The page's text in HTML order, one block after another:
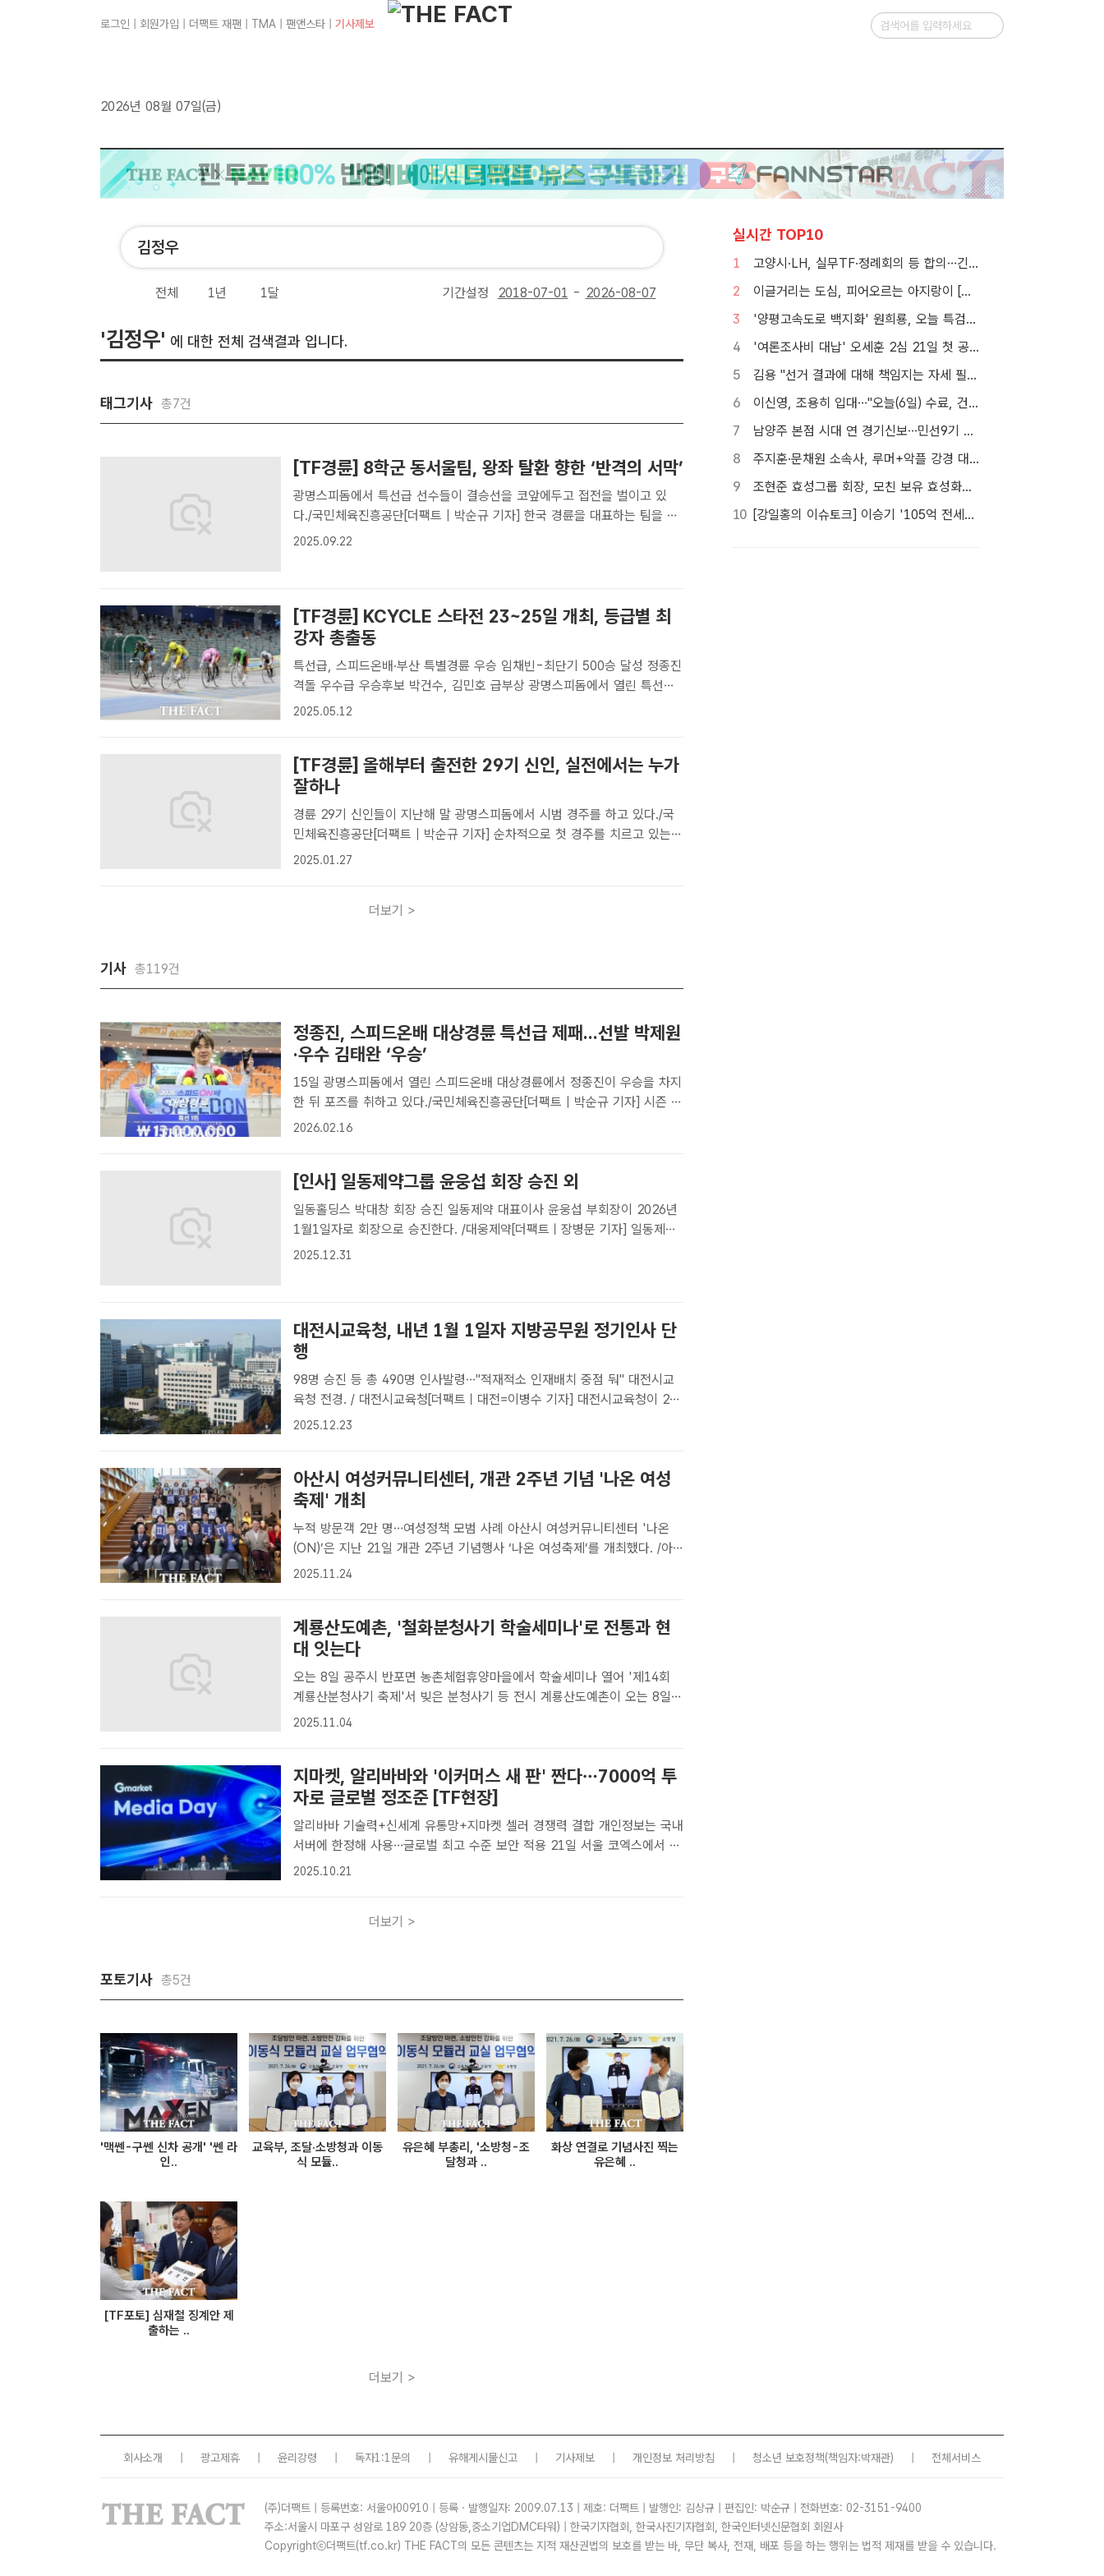
로그인 회원가입 더팩트 재팬 TMA 팬앤스타 기사제보
2026년 08월 07일(금)
전체 1년 1달 기간설정 -
'김정우' 에 대한 전체 검색결과 입니다.
태그기사 총7건
[TF경륜] 8학군 동서울팀, 왕좌 탈환 향한 ‘반격의 서막’
광명스피돔에서 특선급 선수들이 결승선을 코앞에두고 접전을 벌이고 있
다./국민체육진흥공단[더팩트 | 박순규 기자] 한국 경륜을 대표하는 팀을 꼽
는다면 김포팀, 수성팀, 동서울팀을 꼽을 수 있다. 그중에서도 특선급 선수
2025.09.22
[TF경륜] KCYCLE 스타전 23~25일 개최, 등급별 최
강자 총출동
특선급, 스피드온배·부산 특별경륜 우승 임채빈-최단기 500승 달성 정종진
격돌 우수급 우승후보 박건수, 김민호 급부상 광명스피돔에서 열린 특선급
경주에서 임채빈(5번)과 정종진(2번)이 결승선 앞에서 경합을 벌이고 있다./
2025.05.12
[TF경륜] 올해부터 출전한 29기 신인, 실전에서는 누가
잘하나
경륜 29기 신인들이 지난해 말 광명스피돔에서 시범 경주를 하고 있다./국
민체육진흥공단[더팩트 | 박순규 기자] 순차적으로 첫 경주를 치르고 있는
29기 신인들이 경륜 경주에 새로운 활력을 불어넣고 있다. 총 20명의 29기
2025.01.27
더보기 >
기사 총119건
정종진, 스피드온배 대상경륜 특선급 제패...선발 박제원
·우수 김태완 ‘우승’
15일 광명스피돔에서 열린 스피드온배 대상경륜에서 정종진이 우승을 차지
한 뒤 포즈를 취하고 있다./국민체육진흥공단[더팩트 | 박순규 기자] 시즌 첫
대상경륜 ‘2026 스피드온배 대상경륜’이 지난 15일 광명스피돔에서 막을
2026.02.16
[인사] 일동제약그룹 윤웅섭 회장 승진 외
일동홀딩스 박대창 회장 승진 일동제약 대표이사 윤웅섭 부회장이 2026년
1월1일자로 회장으로 승진한다. /대웅제약[더팩트ㅣ장병문 기자] 일동제약
그룹은 일동제약 대표이사 윤웅섭 부회장을 회장으로, 일동홀딩스 대표이사
2025.12.31
대전시교육청, 내년 1월 1일자 지방공무원 정기인사 단
행
98명 승진 등 총 490명 인사발령…"적재적소 인재배치 중점 둬" 대전시교
육청 전경. / 대전시교육청[더팩트ㅣ대전=이병수 기자] 대전시교육청이 23
일 98명의 승진인사(4급 3명, 5급 12명 6급 이하 83명)와 신규공무원 발
2025.12.23
아산시 여성커뮤니티센터, 개관 2주년 기념 '나온 여성
축제' 개최
누적 방문객 2만 명…여성정책 모범 사례 아산시 여성커뮤니티센터 '나온
(ON)’은 지난 21일 개관 2주년 기념행사 ‘나온 여성축제’를 개최했다. /아
산시[더팩트ㅣ아산=정효기 기자] 충남 아산시는 지난 21일 여성커뮤니티센
2025.11.24
계룡산도예촌, '철화분청사기 학술세미나'로 전통과 현
대 잇는다
오는 8일 공주시 반포면 농촌체험휴양마을에서 학술세미나 열어 '제14회
계룡산분청사기 축제'서 빚은 분청사기 등 전시 계룡산도예촌이 오는 8일
펼치는 '철화분청사기 학술세미나' 포스터. /게룡산 도예촌[더팩트ㅣ공주=
2025.11.04
지마켓, 알리바바와 '이커머스 새 판' 짠다…7000억 투
자로 글로벌 정조준 [TF현장]
알리바바 기술력+신세계 유통망+지마켓 셀러 경쟁력 결합 개인정보는 국내
서버에 한정해 사용…글로벌 최고 수준 보안 적용 21일 서울 코엑스에서 열
린 지마켓 기자간담회에서 경영진들이 지마켓의 새로운 전략에 대해 소개하
2025.10.21
더보기 >
포토기사 총5건
'맥쎈-구쎈 신차 공개' '쎈 라
인..
교육부, 조달·소방청과 이동
식 모듈..
유은혜 부총리, '소방청-조
달청과 ..
화상 연결로 기념사진 찍는
유은혜 ..
[TF포토] 심재철 징계안 제
출하는 ..
더보기 >
실시간 TOP10
1
고양시·LH, 실무TF·정례회의 등 합의…긴밀한 협력체계 구축
2
이글거리는 도심, 피어오르는 아지랑이 [TF사진관]
3
'양평고속도로 백지화' 원희룡, 오늘 특검 2차 피의자 조사
4
'여론조사비 대납' 오세훈 2심 21일 첫 공판…1심 당선무효형
5
김용 "선거 결과에 대해 책임지는 자세 필요해"…정청래 정조준
6
이신영, 조용히 입대…"오늘(6일) 수료, 건강하게 돌아올 것"
7
남양주 본점 시대 연 경기신보…민선9기 맞춰 '4S 혁신' 시동
8
주지훈·문채원 소속사, 루머+악플 강경 대응…"익명글도 법적 절차 가능"
9
조현준 효성그룹 회장, 모친 보유 효성화학 지분 전량 매입
10
[강일홍의 이슈토크] 이승기 '105억 전세금' 비상…오늘 만기, 돌려받을 수 있나?
회사소개 광고제휴 윤리강령 독자1:1문의 유해게시물신고 기사제보 개인정보 처리방침 청소년 보호정책(책임자:박재관) 전체서비스
(주)더팩트 | 등록번호: 서울아00910 | 등록ㆍ발행일자: 2009.07.13 | 제호: 더팩트 | 발행인: 김상규 | 편집인: 박순규 | 전화번호: 02-3151-9400
주소:서울시 마포구 성암로 189 20층 (상암동,중소기업DMC타워) | 한국기자협회, 한국사진기자협회, 한국인터넷신문협회 회원사
Copyrightⓒ더팩트(tf.co.kr) THE FACT의 모든 콘텐츠는 지적 재산권법의 보호를 받는 바, 무단 복사, 전재, 배포 등을 하는 행위는 법적 제재를 받을 수 있습니다.